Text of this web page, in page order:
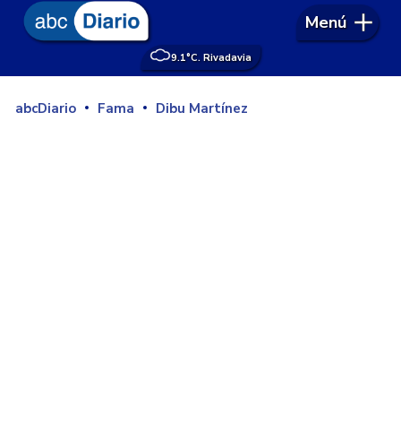
9.1°C. Rivadavia
Menú
abcDiario Fama Dibu Martínez